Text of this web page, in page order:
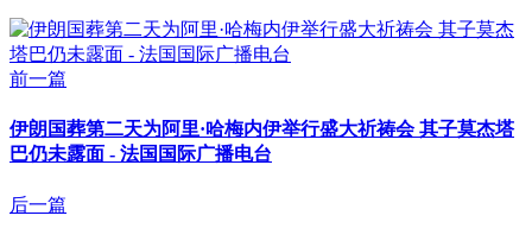
前一篇
伊朗国葬第二天为阿里·哈梅内伊举行盛大祈祷会 其子莫杰塔
巴仍未露面 - 法国国际广播电台
后一篇